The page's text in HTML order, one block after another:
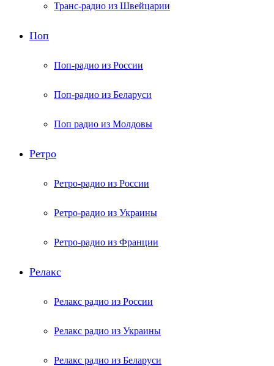
Транс-радио из Швейцарии
Поп
Поп-радио из России
Поп-радио из Беларуси
Поп радио из Молдовы
Ретро
Ретро-радио из России
Ретро-радио из Украины
Ретро-радио из Франции
Релакс
Релакс радио из России
Релакс радио из Украины
Релакс радио из Беларуси